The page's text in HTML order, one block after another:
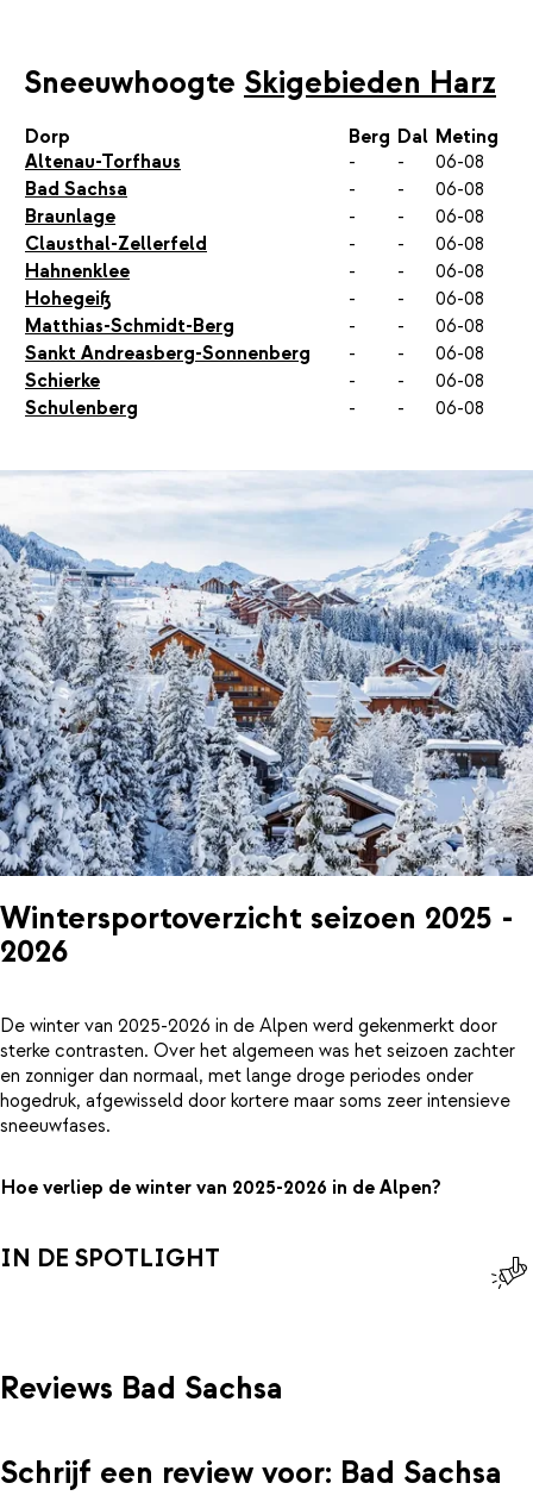
Sneeuwhoogte Skigebieden Harz
Dorp Berg Dal Meting
Altenau-Torfhaus
- -
06-08
Bad Sachsa
- -
06-08
Braunlage
- -
06-08
Clausthal-Zellerfeld
- -
06-08
Hahnenklee
- -
06-08
Hohegeiß
- -
06-08
Matthias-Schmidt-Berg
- -
06-08
Sankt Andreasberg-Sonnenberg
- -
06-08
Schierke
- -
06-08
Schulenberg
- - 06-08
Wintersportoverzicht seizoen 2025 -
2026
De winter van 2025-2026 in de Alpen werd gekenmerkt door
sterke contrasten. Over het algemeen was het seizoen zachter
en zonniger dan normaal, met lange droge periodes onder
hogedruk, afgewisseld door kortere maar soms zeer intensieve
sneeuwfases.
Hoe verliep de winter van 2025-2026 in de Alpen?
IN DE SPOTLIGHT
Reviews Bad Sachsa
Schrijf een review voor: Bad Sachsa